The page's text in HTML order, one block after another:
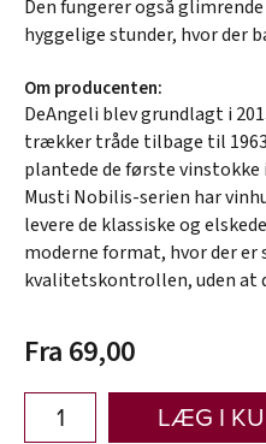
Den fungerer også
hyggelige stunder, hvor der
Om producenten:
DeAngeli blev grundlagt i
trækker tråde tilbage til
plantede de første vinstokke
Musti Nobilis-serien har
levere de klassiske og
moderne format, hvor der
kvalitetskontrollen, uden at
Fra 69,00
LÆG I